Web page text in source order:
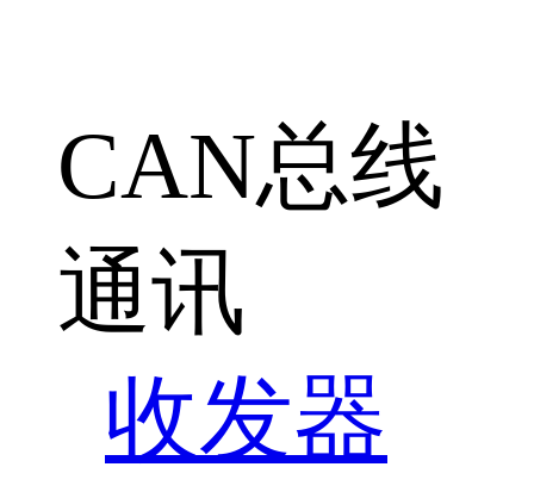
CAN总线
通讯
收发器